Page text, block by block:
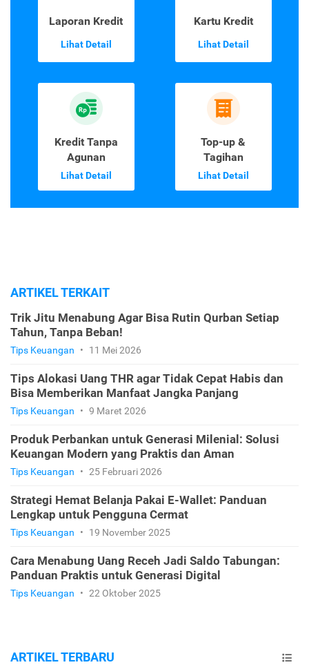
Laporan Kredit
Lihat Detail
Kartu Kredit
Lihat Detail
Kredit Tanpa
Agunan
Lihat Detail
Top-up &
Tagihan
Lihat Detail
ARTIKEL TERKAIT
Trik Jitu Menabung Agar Bisa Rutin Qurban Setiap
Tahun, Tanpa Beban!
Tips Keuangan • 11 Mei 2026
Tips Alokasi Uang THR agar Tidak Cepat Habis dan
Bisa Memberikan Manfaat Jangka Panjang
Tips Keuangan • 9 Maret 2026
Produk Perbankan untuk Generasi Milenial: Solusi
Keuangan Modern yang Praktis dan Aman
Tips Keuangan • 25 Februari 2026
Strategi Hemat Belanja Pakai E-Wallet: Panduan
Lengkap untuk Pengguna Cermat
Tips Keuangan • 19 November 2025
Cara Menabung Uang Receh Jadi Saldo Tabungan:
Panduan Praktis untuk Generasi Digital
Tips Keuangan • 22 Oktober 2025
ARTIKEL TERBARU